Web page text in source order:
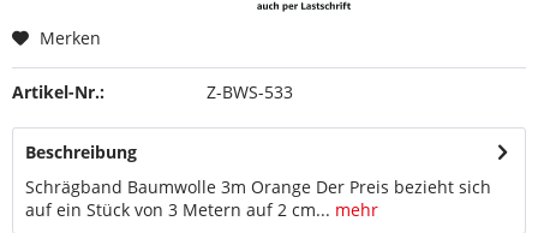
Merken
Artikel-Nr.: Z-BWS-533
Beschreibung
Schrägband Baumwolle 3m Orange Der Preis bezieht sich
auf ein Stück von 3 Metern auf 2 cm... mehr